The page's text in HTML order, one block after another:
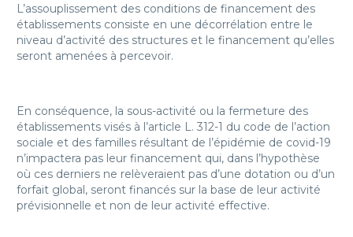
L’assouplissement des conditions de financement des
établissements consiste en une décorrélation entre le
niveau d’activité des structures et le financement qu’elles
seront amenées à percevoir.
En conséquence, la sous-activité ou la fermeture des
établissements visés à l’article L. 312-1 du code de l’action
sociale et des familles résultant de l’épidémie de covid-19
n’impactera pas leur financement qui, dans l’hypothèse
où ces derniers ne relèveraient pas d’une dotation ou d’un
forfait global, seront financés sur la base de leur activité
prévisionnelle et non de leur activité effective.